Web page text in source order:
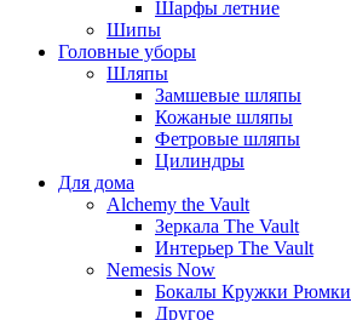
Шарфы летние
Шипы
Головные уборы
Шляпы
Замшевые шляпы
Кожаные шляпы
Фетровые шляпы
Цилиндры
Для дома
Alchemy the Vault
Зеркала The Vault
Интерьер The Vault
Nemesis Now
Бокалы Кружки Рюмки
Другое